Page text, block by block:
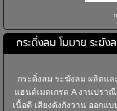
กระดิ่งลม โมบาย ระฆัง
กระดิ่งลม ระฆังลม ผลิตแ
แฮนด์เมดเกรด A งานปรา
เนื้อดี เสียงดังกังวาน ออกแ